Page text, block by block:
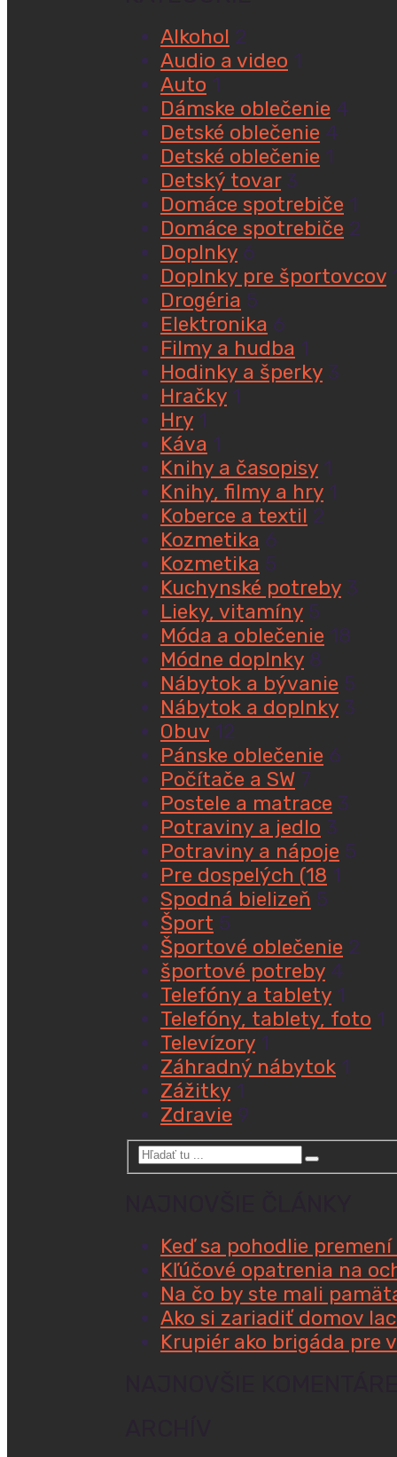
Alkohol 2
Audio a video 1
Auto 1
Dámske oblečenie 4
Detské oblečenie 4
Detské oblečenie 1
Detský tovar 3
Domáce spotrebiče 1
Domáce spotrebiče 2
Doplnky 6
Doplnky pre športovcov
Drogéria 5
Elektronika 6
Filmy a hudba 1
Hodinky a šperky 3
Hračky 1
Hry 1
Káva 1
Knihy a časopisy 1
Knihy, filmy a hry 1
Koberce a textil 2
Kozmetika 6
Kozmetika 5
Kuchynské potreby 3
Lieky, vitamíny 5
Móda a oblečenie 18
Módne doplnky 8
Nábytok a bývanie 5
Nábytok a doplnky 3
Obuv 12
Pánske oblečenie 6
Počítače a SW 7
Postele a matrace 3
Potraviny a jedlo 3
Potraviny a nápoje 5
Pre dospelých (18 1
Spodná bielizeň 5
Šport 5
Športové oblečenie 2
športové potreby 4
Telefóny a tablety 1
Telefóny, tablety, foto 1
Televízory 1
Záhradný nábytok 1
Zážitky 1
Zdravie 9
Keď sa pohodlie
Kľúčové opatrenia na
Na čo by ste mali
Ako si zariadiť domov
Krupiér ako brigáda pre